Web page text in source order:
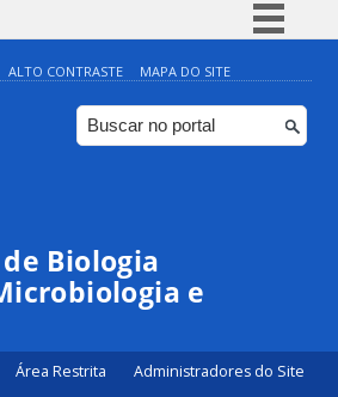
Simplifique!
Comunica BR
Participe
Canais
ALTO CONTRASTE MAPA DO SITE
Biologia
e
Área Restrita Administradores do Site